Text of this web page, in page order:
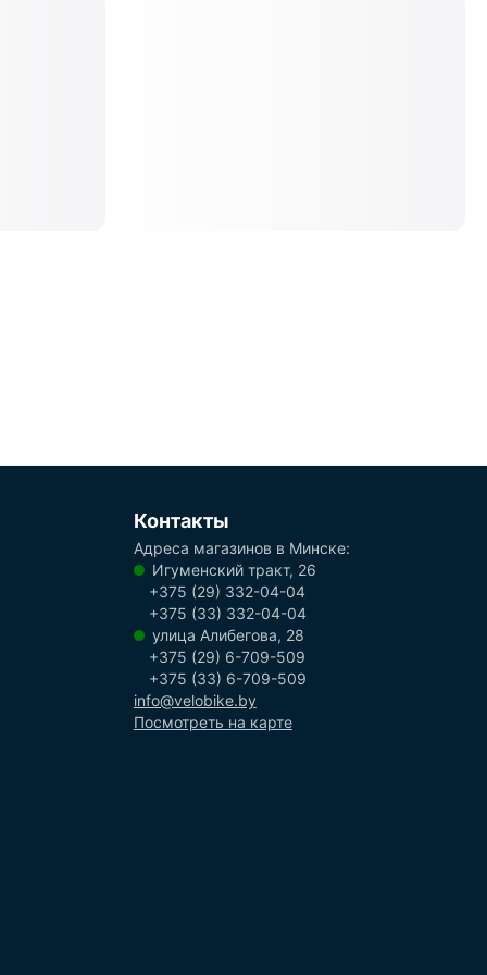
Контакты
Адреса магазинов в Минске:
Игуменский тракт, 26
+375 (29) 332-04-04
+375 (33) 332-04-04
улица Алибегова, 28
+375 (29) 6-709-509
+375 (33) 6-709-509
info@velobike.by
Посмотреть на карте